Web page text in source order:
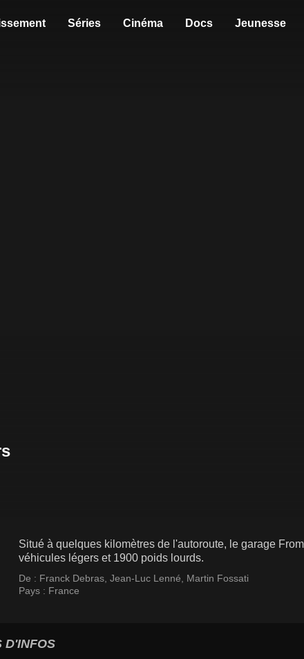
Séries Cinéma Docs Jeunesse
Situé à quelques kilomètres de l'autoroute, le garage
véhicules légers et 1900 poids lourds.
De : Franck Debras Jean-Luc Lenné
Martin Fossati
Pays : France
D'INFOS